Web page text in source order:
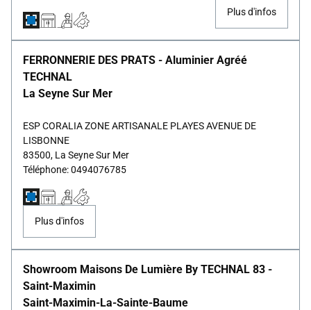
Plus d'infos
FERRONNERIE DES PRATS - Aluminier Agréé
TECHNAL
La Seyne Sur Mer
ESP CORALIA ZONE ARTISANALE PLAYES AVENUE DE
LISBONNE
83500, La Seyne Sur Mer
Téléphone: 0494076785
Plus d'infos
Showroom Maisons De Lumière By TECHNAL 83 -
Saint-Maximin
Saint-Maximin-La-Sainte-Baume